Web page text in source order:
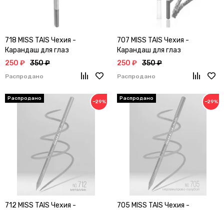
718 MISS TAIS Чехия -
Карандаш для глаз
250 ₽ 350 ₽
Распродано
707 MISS TAIS Чехия -
Карандаш для глаз
250 ₽ 350 ₽
Распродано
−29%
712 MISS TAIS Чехия -
−29%
705 MISS TAIS Чехия -